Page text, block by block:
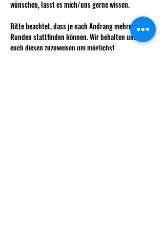
wünschen, lasst es mich/uns gerne wissen.
Bitte beachtet, dass je nach Andrang mehrere
Runden stattfinden können. Wir behalten uns vor
euch diesen zuzuweisen um möglichst